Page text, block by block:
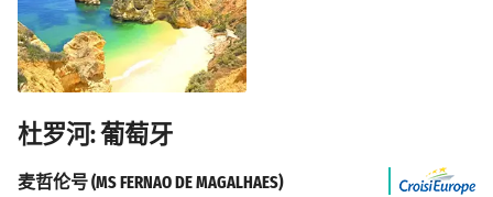
杜罗河: 葡萄牙
麦哲伦号 (MS FERNAO DE MAGALHAES)